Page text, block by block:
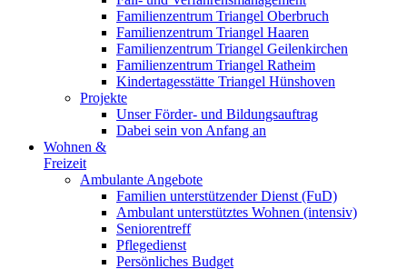
Familienzentrum Triangel Oberbruch
Familienzentrum Triangel Haaren
Familienzentrum Triangel Geilenkirchen
Familienzentrum Triangel Ratheim
Kindertagesstätte Triangel Hünshoven
Projekte
Unser Förder- und Bildungsauftrag
Dabei sein von Anfang an
Wohnen &
Freizeit
Ambulante Angebote
Familien unterstützender Dienst (FuD)
Ambulant unterstütztes Wohnen (intensiv)
Seniorentreff
Pflegedienst
Persönliches Budget